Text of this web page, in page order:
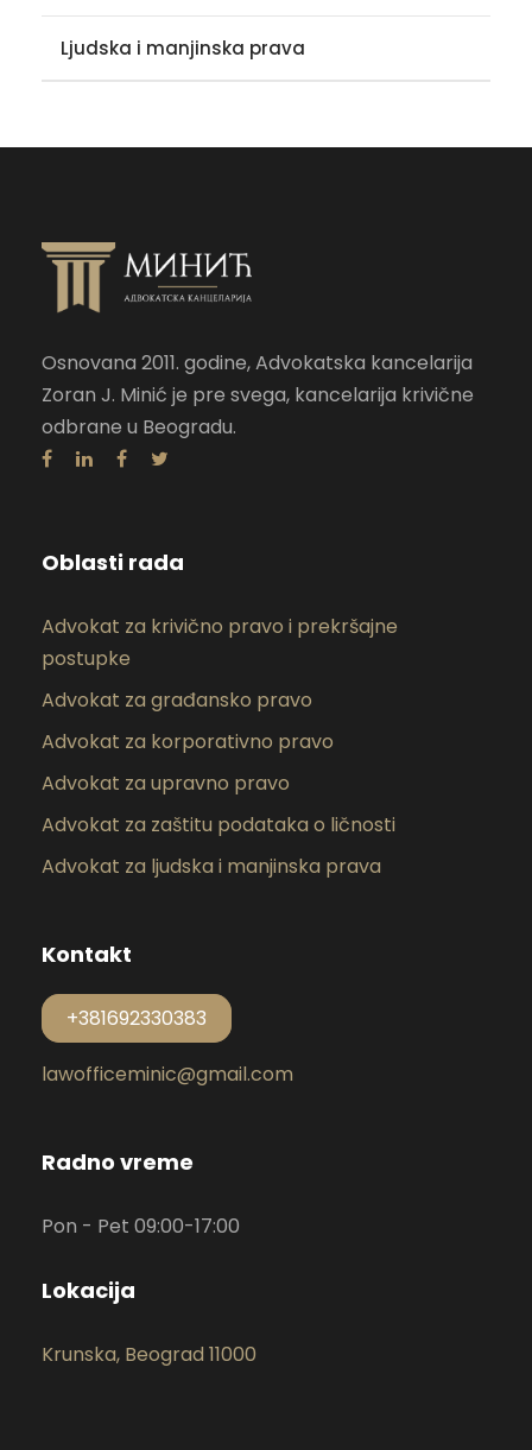
Ljudska i manjinska prava
Osnovana 2011. godine, Advokatska kancelarija
Zoran J. Minić je pre svega, kancelarija krivične
odbrane u Beogradu.
Oblasti rada
Advokat za krivično pravo i prekršajne
postupke
Advokat za građansko pravo
Advokat za korporativno pravo
Advokat za upravno pravo
Advokat za zaštitu podataka o ličnosti
Advokat za ljudska i manjinska prava
Kontakt
+381692330383
lawofficeminic@gmail.com
Radno vreme
Pon - Pet 09:00-17:00
Lokacija
Krunska, Beograd 11000